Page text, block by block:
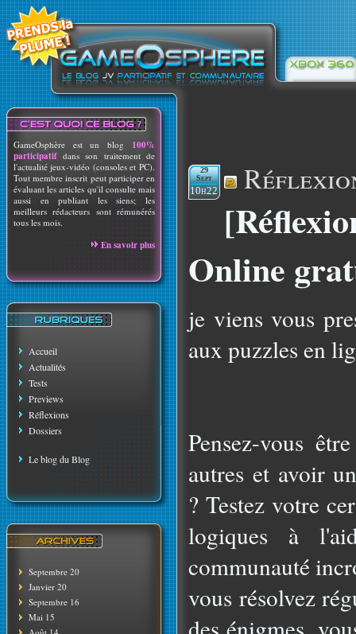
GameOsphère est un blog 100%
participatif dans son traitement de
l'actualité jeux-vidéo (consoles et PC).
Tout membre inscrit peut participer en
évaluant les articles qu'il consulte mais
aussi en publiant les siens; les
meilleurs rédacteurs sont rémunérés
tous les mois.
En savoir plus
Accueil
Actualités
Tests
Previews
Réflexions
Dossiers
Le blog du Blog
Septembre 20
Janvier 20
Septembre 16
Mai 15
29
Sept
10h22
Online
je viens vous
aux puzzles en
Pensez-vous
autres et avoir
? Testez votre
logiques à
communauté
vous résolvez